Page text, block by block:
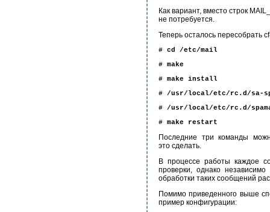
Как вариант, вместо строк
не потребуется.
Теперь осталось пересобрать
# cd /etc/mail
# make
# make install
# /usr/local/etc/rc.d/sa-
# /usr/local/etc/rc.d/
# make restart
Последние три команды
это сделать.
В процессе работы каждое
проверки, однако
обработки таких сообщений
Помимо приведенного выше
пример конфигурации: